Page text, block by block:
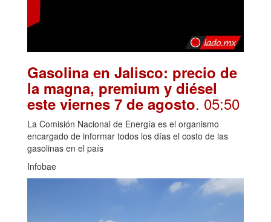
Gasolina en Jalisco: precio de
la magna, premium y diésel
este viernes 7 de agosto. 05:50
La Comisión Nacional de Energía es el organismo
encargado de informar todos los días el costo de las
gasolinas en el país
Infobae